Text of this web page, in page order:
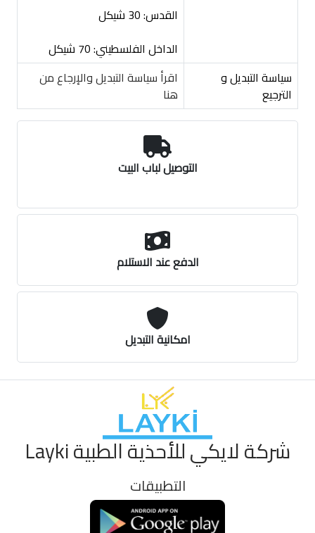
القدس: 30 شيكل
الداخل الفلسطيني: 70 شيكل
سياسة التبديل و
الترجيع
اقرأ سياسة التبديل والإرجاع من
هنا
التوصيل لباب البيت
الدفع عند الاستلام
امكانية التبديل
شركة لايكي للأحذية الطبية Layki
التطبيقات